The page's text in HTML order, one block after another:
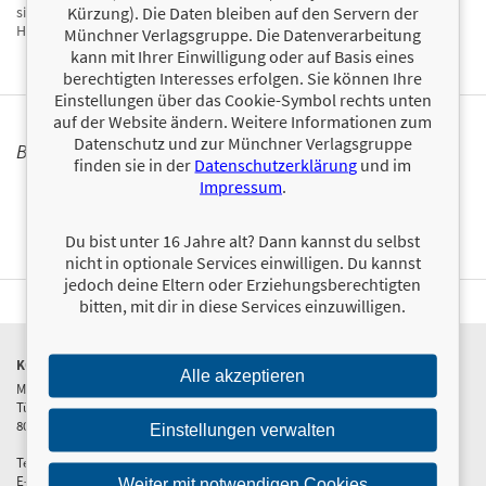
sie selbst welche. Sehr erfolgreich hat sie Liebes Brautpaar – das
Hochzeitsgästebuch, das Spaß macht veröffentlicht.
BÜCHER
KONTAKT & PRODUKTINFOS
Münchner Verlagsgruppe GmbH
Türkenstraße 89
80799 München
Tel: +49 89 65 12 85 -0
E-Mail:
info@m-vg.de
Kürzung). Die Daten bleiben auf den Servern der
Münchner Verlagsgruppe. Die Datenverarbeitung
kann mit Ihrer Einwilligung oder auf Basis eines
berechtigten Interesses erfolgen. Sie können Ihre
Einstellungen über das Cookie-Symbol rechts unten
auf der Website ändern. Weitere Informationen zum
Datenschutz und zur Münchner Verlagsgruppe
finden sie in der Datenschutzerklärung und im
Impressum.
Du bist unter 16 Jahre alt? Dann kannst du selbst
nicht in optionale Services einwilligen. Du kannst
jedoch deine Eltern oder Erziehungsberechtigten
bitten, mit dir in diese Services einzuwilligen.
Alle akzeptieren
Einstellungen verwalten